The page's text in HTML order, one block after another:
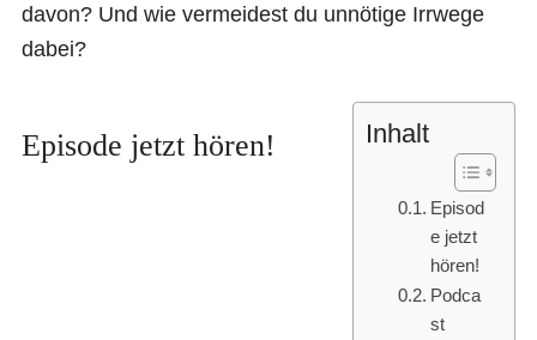
davon? Und wie vermeidest du unnötige Irrwege
dabei?
Inhalt
Episod
e jetzt
hören!
Podca
st
Episode jetzt hören!